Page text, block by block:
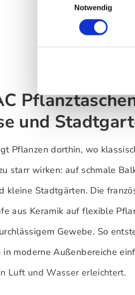
Notwendig
auswählen
und
Pflanzen dorthin, wo
starr wirken: auf schmale
kleine Stadtgärten. Die
aus Keramik auf flexible
Gewebe. So
in moderne Außenbereiche
Luft und Wasser erleichtert.